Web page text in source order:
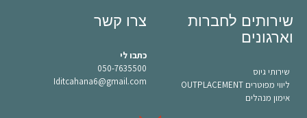
שירותים לחברות
וארגונים
שירותי גיוס
ליווי מפוטרים OUTPLACEMENT
אימון מנהלים
צרו קשר
כתבו לי
050-7635500
Iditcahana6@gmail.com